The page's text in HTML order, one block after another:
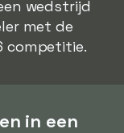
wedstrijd
met de
competitie.
in een